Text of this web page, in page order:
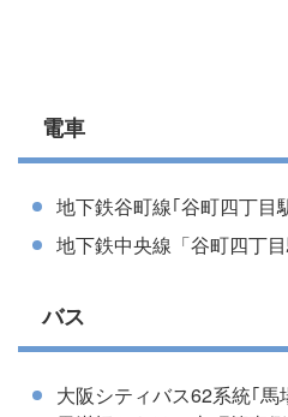
電車
地下鉄谷町線｢谷町四丁目
地下鉄中央線「谷町四丁
バス
大阪シティバス62系統｢馬